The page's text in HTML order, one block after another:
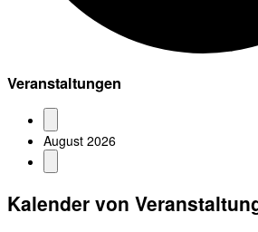
Veranstaltungen
August 2026
Kalender von